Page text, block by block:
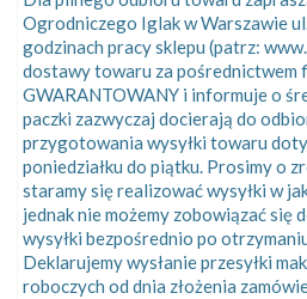
Ogrodniczego Iglak w Warszawie
godzinach pracy sklepu (patrz:
dostawy towaru za pośrednictwem
GWARANTOWANY i informuje o
paczki zazwyczaj docierają do
przygotowania wysyłki towaru
poniedziałku do piątku. Prosimy o
staramy się realizować wysyłki w
jednak nie możemy zobowiązać się
wysyłki bezpośrednio po
Deklarujemy wysłanie przesyłki
roboczych od dnia złożenia